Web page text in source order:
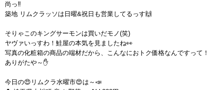
尚っ‼
築地 リムクラッソは日曜&祝日も営業してるっす🙌
そりゃこのキングサーモンは買いだモノ(笑)
ヤヴァいっすわ！鮭屋の本気を見ましたね👀
写真の化粧箱の商品の端材だから、こんなにおトク価格なんですって！
ありがたや～✋
今日の😍リムクラ水曜市😍は～📣